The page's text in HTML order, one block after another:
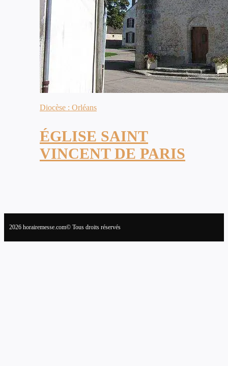
Diocèse : Orléans
ÉGLISE SAINT
VINCENT DE PARIS
2026 horairemesse.com© Tous droits réservés